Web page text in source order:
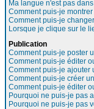
Ma langue n'est pas
Comment puis-je
Comment puis-je
Lorsque je clique sur le
Publication
Comment puis-je poster
Comment puis-je éditer
Comment puis-je ajouter
Comment puis-je créer
Comment puis-je éditer
Pourquoi ne puis-je pas
Pourquoi ne puis-je pas